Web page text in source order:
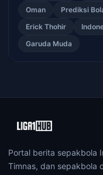
Oman
Prediksi
Erick Thohir
Garuda Muda
Portal berita sepakbola
Timnas, dan sepakbola